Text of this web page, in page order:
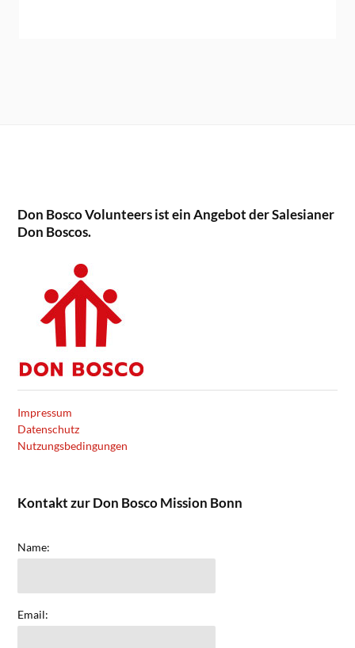
Don Bosco Volunteers ist ein Angebot der Salesianer
Don Boscos.
Impressum
Datenschutz
Nutzungsbedingungen
Kontakt zur Don Bosco Mission Bonn
Name:
Email: